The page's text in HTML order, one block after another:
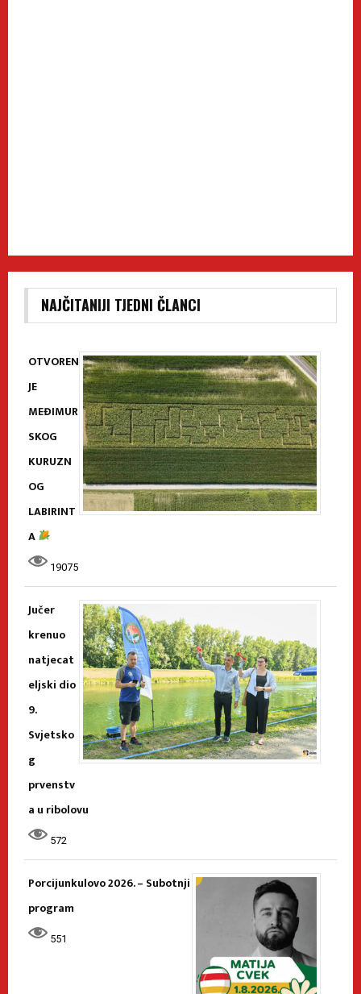
NAJČITANIJI TJEDNI ČLANCI
OTVOREN
JE
MEĐIMUR
SKOG
KURUZN
OG
LABIRINT
A
19075
Jučer
krenuo
natjecat
eljski dio
9.
Svjetsko
g
prvenstv
a u ribolovu
572
Porcijunkulovo 2026. – Subotnji
program
551